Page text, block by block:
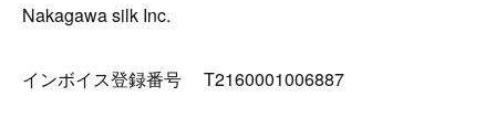
Nakagawa silk Inc.
インボイス登録番号 T2160001006887